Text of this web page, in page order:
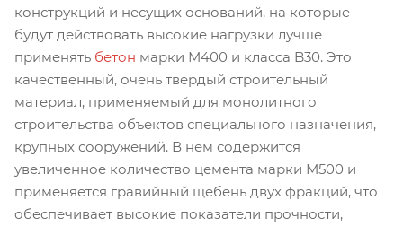
конструкций и несущих оснований, на которые
будут действовать высокие нагрузки лучше
применять бетон марки М400 и класса B30. Это
качественный, очень твердый строительный
материал, применяемый для монолитного
строительства объектов специального назначения,
крупных сооружений. В нем содержится
увеличенное количество цемента марки М500 и
применяется гравийный щебень двух фракций, что
обеспечивает высокие показатели прочности,